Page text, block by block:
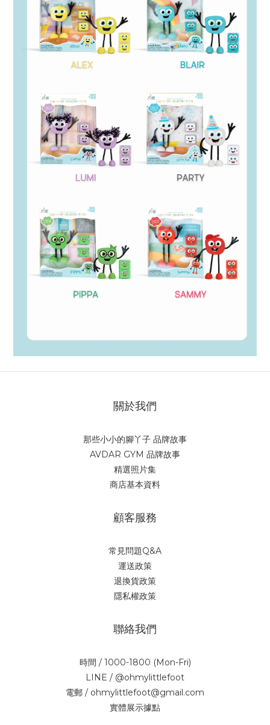
關於我們
那些小小的腳丫子 品牌故事
AVDAR GYM 品牌故事
精選照片集
商店基本資料
顧客服務
常見問題Q&A
運送政策
退換貨政策
隱私權政策
聯絡我們
時間 / 1000-1800 (Mon-Fri)
LINE / @ohmylittlefoot
電郵 / ohmylittlefoot@gmail.com
實體展示據點